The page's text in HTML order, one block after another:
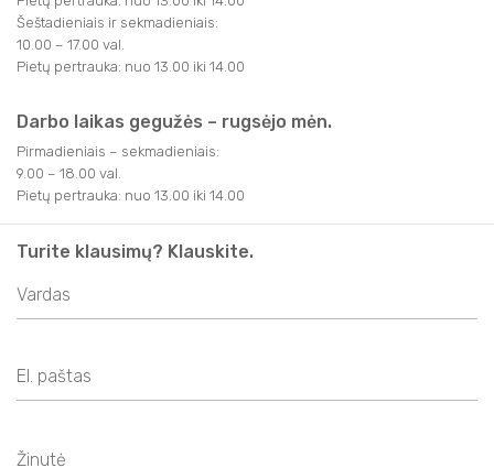
Šeštadieniais ir sekmadieniais:
10.00 – 17.00 val.
Pietų pertrauka: nuo 13.00 iki 14.00
Darbo laikas gegužės – rugsėjo mėn.
Pirmadieniais – sekmadieniais:
9.00 – 18.00 val.
Pietų pertrauka: nuo 13.00 iki 14.00
Turite klausimų? Klauskite.